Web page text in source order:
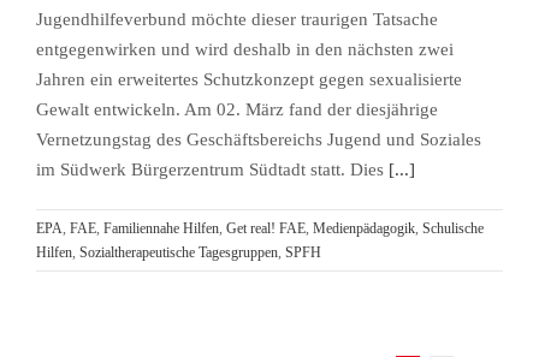
Jugendhilfeverbund möchte dieser traurigen Tatsache
entgegenwirken und wird deshalb in den nächsten zwei
Jahren ein erweitertes Schutzkonzept gegen sexualisierte
Gewalt entwickeln. Am 02. März fand der diesjährige
Vernetzungstag des Geschäftsbereichs Jugend und Soziales
im Südwerk Bürgerzentrum Südtadt statt. Dies [...]
EPA, FAE, Familiennahe Hilfen, Get real! FAE, Medienpädagogik, Schulische
Hilfen, Sozialtherapeutische Tagesgruppen, SPFH